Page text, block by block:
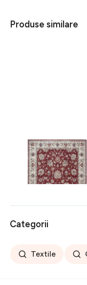
Produse similare
Covor rezistent Eko,
05 - Red, Ivory, 100%
poliester, 80 x 150 cm
256 lei
Categorii
Textile